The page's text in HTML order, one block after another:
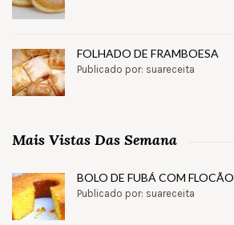
FOLHADO DE FRAMBOESA
Publicado por: suareceita
Mais Vistas Das Semana
BOLO DE FUBÁ COM FLOCÃO
Publicado por: suareceita